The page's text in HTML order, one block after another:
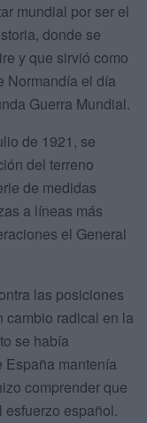
mundial por ser el
donde se
y que sirvió como
Normandía el día
Guerra Mundial.
de 1921, se
del terreno
de medidas
a líneas más
el General
las posiciones
cambio radical en la
se había
España mantenía
comprender que
español.